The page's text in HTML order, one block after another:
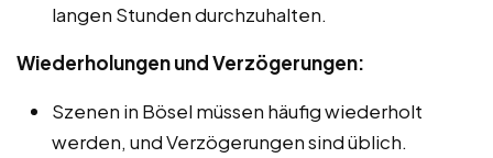
langen Stunden durchzuhalten.
Wiederholungen und Verzögerungen:
Szenen in Bösel müssen häufig wiederholt
werden, und Verzögerungen sind üblich.